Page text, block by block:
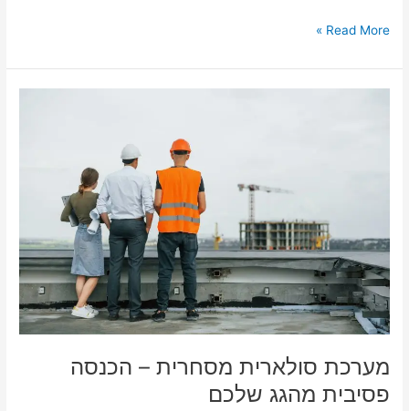
Read More »
מערכת סולארית מסחרית – הכנסה
פסיבית מהגג שלכם
שלכם